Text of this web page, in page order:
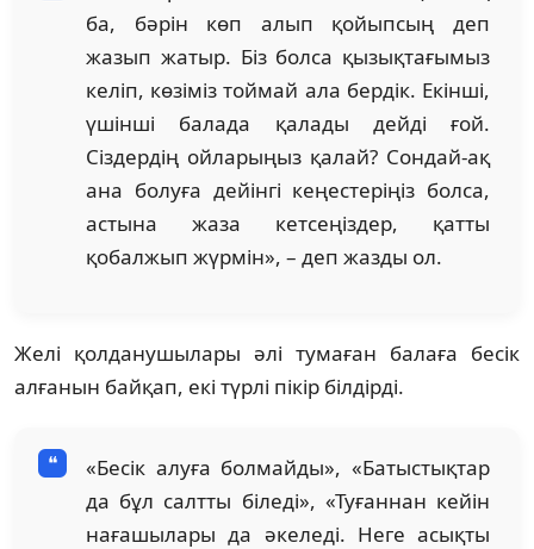
ба, бәрін көп алып қойыпсың деп
жазып жатыр. Біз болса қызықтағымыз
келіп, көзіміз тоймай ала бердік. Екінші,
үшінші балада қалады дейді ғой.
Сіздердің ойларыңыз қалай? Сондай-ақ
ана болуға дейінгі кеңестеріңіз болса,
астына жаза кетсеңіздер, қатты
қобалжып жүрмін», – деп жазды ол.
Желі қолданушылары әлі тумаған балаға бесік
алғанын байқап, екі түрлі пікір білдірді.
«Бесік алуға болмайды», «Батыстықтар
да бұл салтты біледі», «Туғаннан кейін
нағашылары да әкеледі. Неге асықты